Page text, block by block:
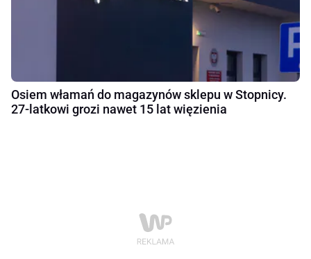
Osiem włamań do magazynów sklepu w Stopnicy.
27-latkowi grozi nawet 15 lat więzienia